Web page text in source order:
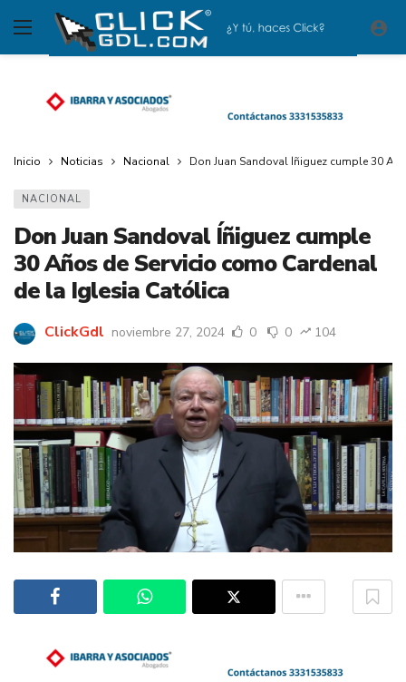
Inicio Noticias Nacional Don Juan Sandoval Íñiguez cumple 30
NACIONAL
Don Juan Sandoval Íñiguez cumple
30 Años de Servicio como Cardenal
de la Iglesia Católica
ClickGdl noviembre 27, 2024 0 0 104